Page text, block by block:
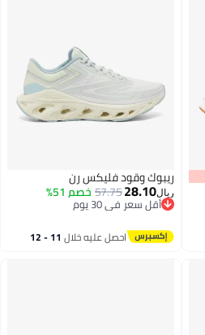
ريبوك وقود فليكس رن
ريال28.10
57.75خصم 51%
أقل سعر في 30 يوم
أقل سعر في 30 يوم
احصل عليه خلال 11 - 12